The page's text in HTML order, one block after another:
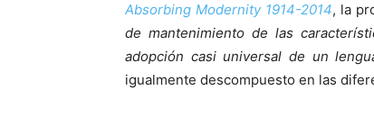
Absorbing Modernity 1914-2014, la
de mantenimiento de las
adopción casi universal de un
igualmente descompuesto en las